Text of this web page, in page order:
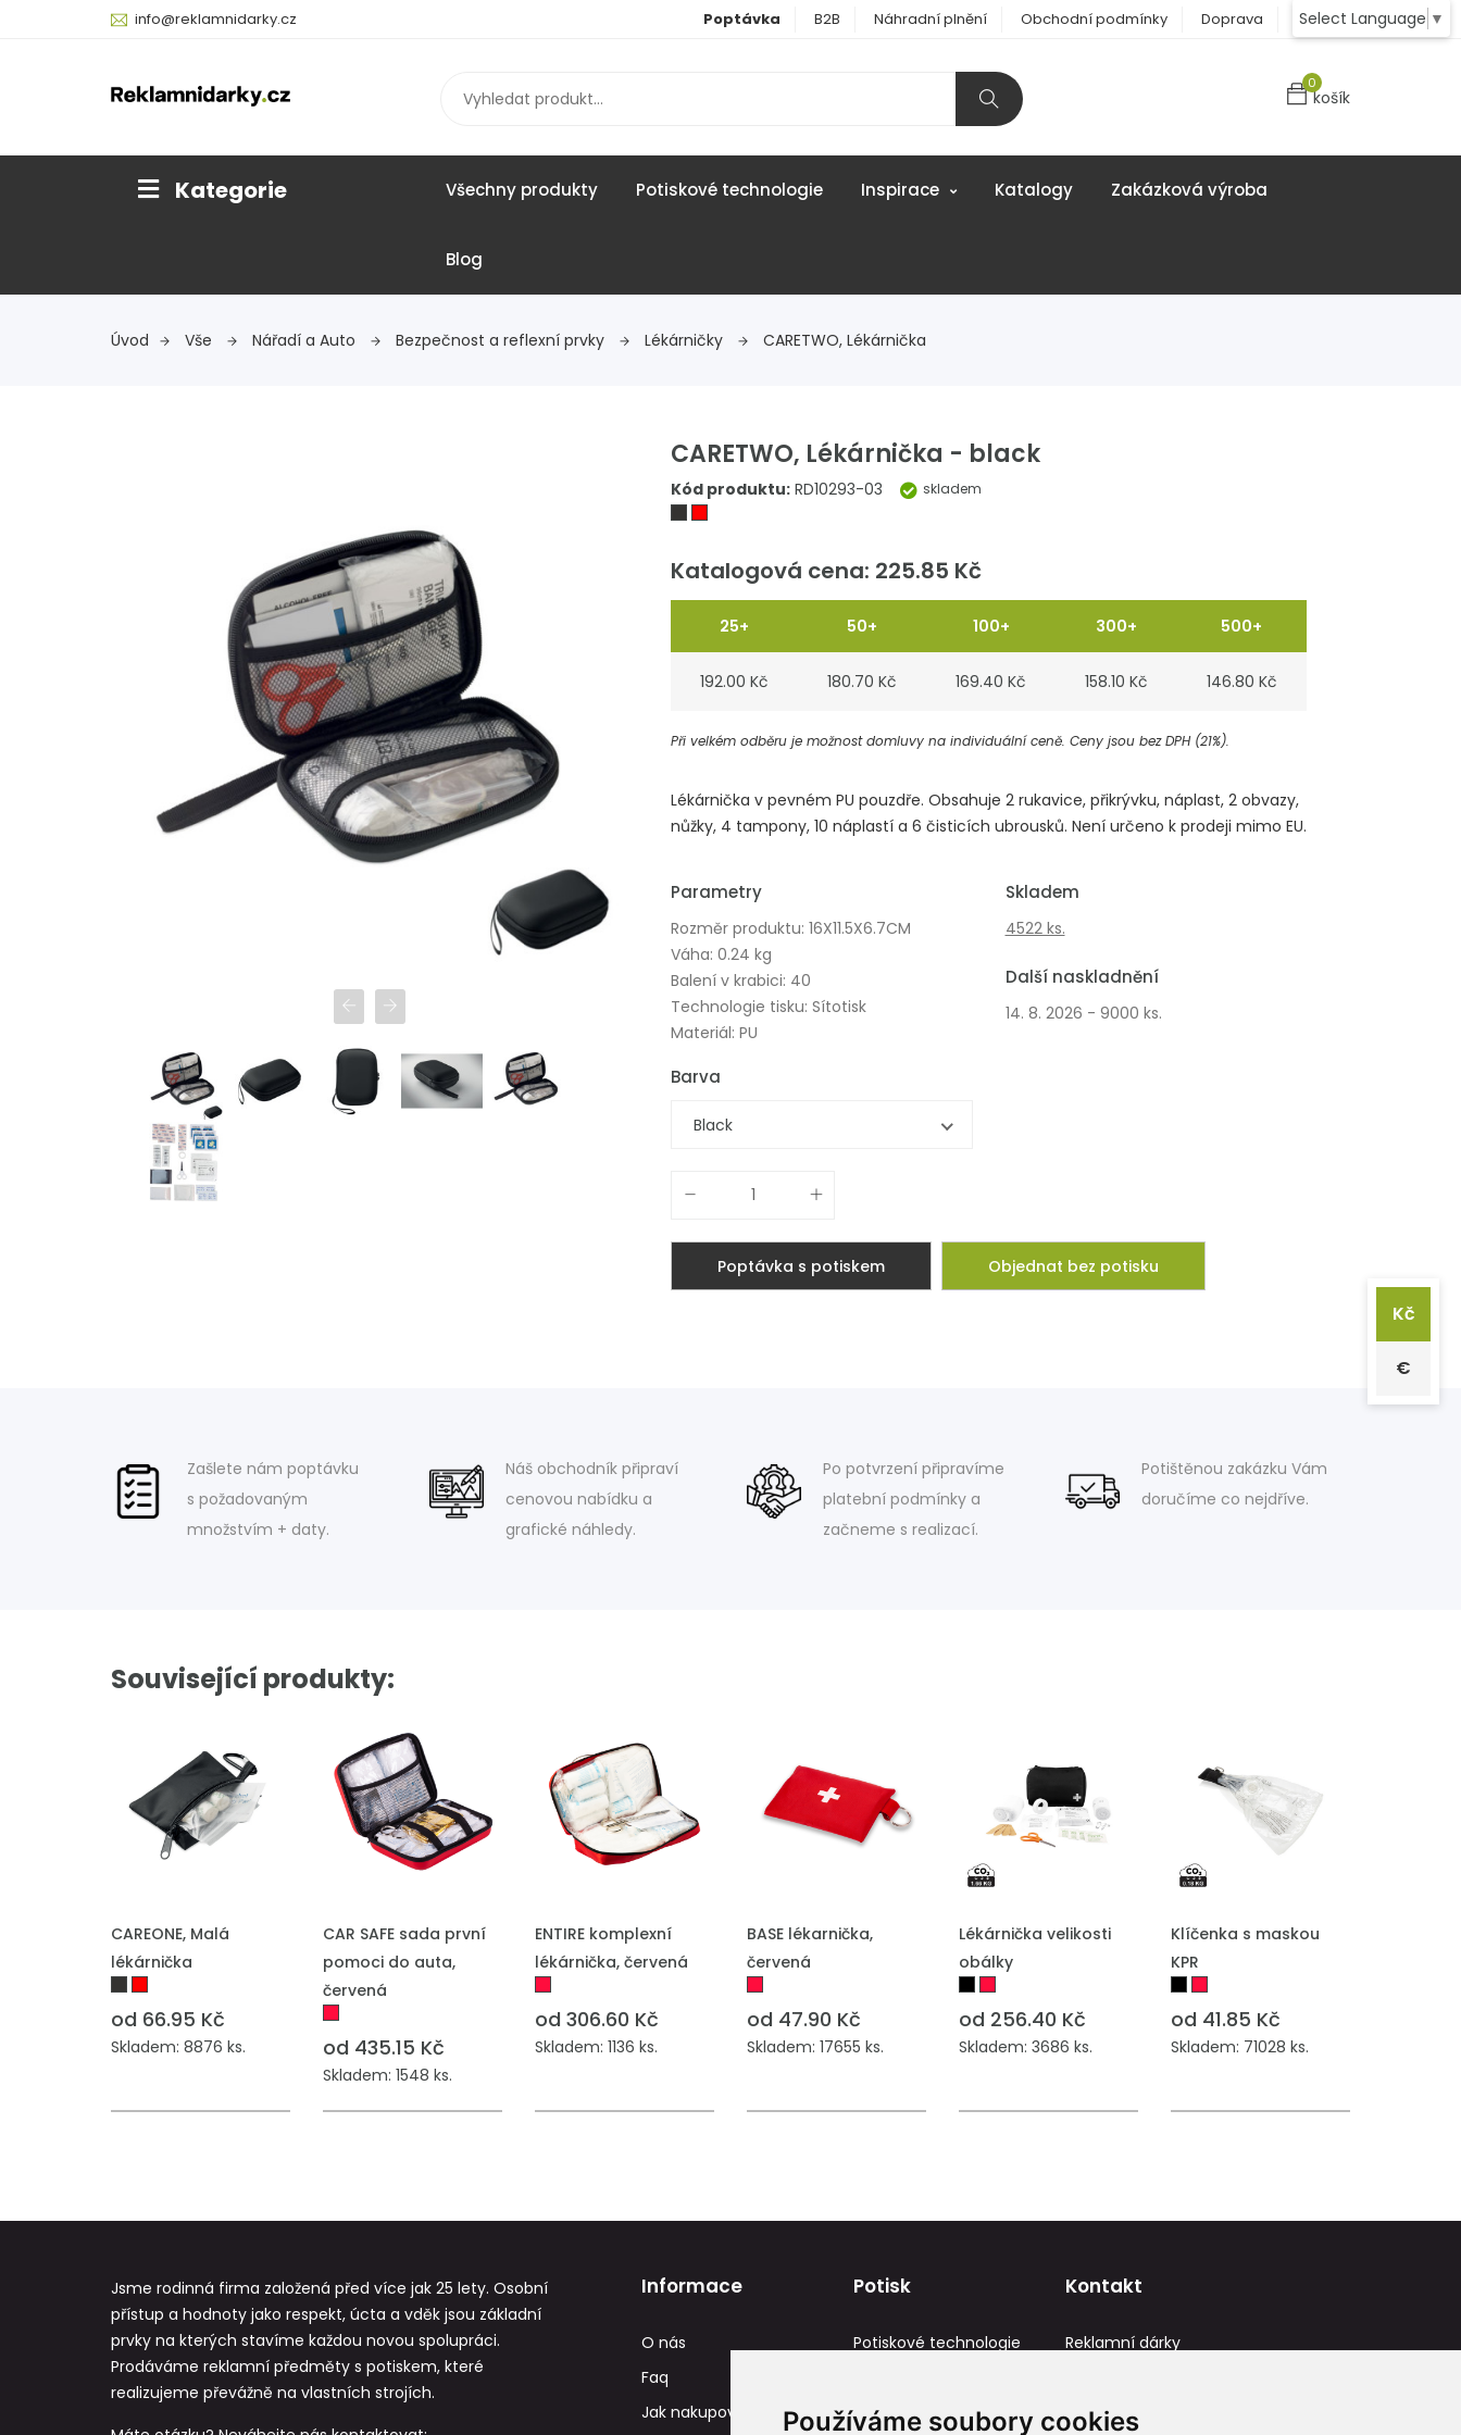
Používáme soubory cookies
Select Language ▼
info@reklamnidarky.cz Poptávka B2B Náhradní plnění Obchodní podmínky Doprava Kontakt
0
košík
Kategorie Všechny produkty Potiskové technologie Inspirace Katalogy Zakázková výroba
Blog
Úvod Vše Nářadí a Auto Bezpečnost a reflexní prvky Lékárničky CARETWO, Lékárnička
CARETWO, Lékárnička - black
Kód produktu: RD10293-03 skladem
Katalogová cena: 225.85 Kč
25+ 50+ 100+ 300+ 500+
192.00 Kč 180.70 Kč 169.40 Kč 158.10 Kč 146.80 Kč
Při velkém odběru je možnost domluvy na individuální ceně. Ceny jsou bez DPH (21%).
Lékárnička v pevném PU pouzdře. Obsahuje 2 rukavice, přikrývku, náplast, 2 obvazy,
nůžky, 4 tampony, 10 náplastí a 6 čisticích ubrousků. Není určeno k prodeji mimo EU.
Parametry
Rozměr produktu: 16X11.5X6.7CM
Váha: 0.24 kg
Balení v krabici: 40
Technologie tisku: Sítotisk
Materiál: PU
Skladem
4522 ks.
Další naskladnění
14. 8. 2026 - 9000 ks.
Barva
Black
Poptávka s potiskem Objednat bez potisku
Zašlete nám poptávku
s požadovaným
množstvím + daty.
Náš obchodník připraví
cenovou nabídku a
grafické náhledy.
Po potvrzení připravíme
platební podmínky a
začneme s realizací.
Potištěnou zakázku Vám
doručíme co nejdříve.
Související produkty:
PŘIDAT DO POPTÁVKY
CAREONE, Malá
lékárnička
od 66.95 Kč
Skladem: 8876 ks.
PŘIDAT DO POPTÁVKY
CAR SAFE sada první
pomoci do auta,
červená
od 435.15 Kč
Skladem: 1548 ks.
PŘIDAT DO POPTÁVKY
ENTIRE komplexní
lékárnička, červená
od 306.60 Kč
Skladem: 1136 ks.
PŘIDAT DO POPTÁVKY
BASE lékarnička,
červená
od 47.90 Kč
Skladem: 17655 ks.
PŘIDAT DO POPTÁVKY
Lékárnička velikosti
obálky
od 256.40 Kč
Skladem: 3686 ks.
PŘIDAT DO POPTÁVKY
Klíčenka s maskou
KPR
od 41.85 Kč
Skladem: 71028 ks.
Jsme rodinná firma založená před více jak 25 lety. Osobní
přístup a hodnoty jako respekt, úcta a vděk jsou základní
prvky na kterých stavíme každou novou spolupráci.
Prodáváme reklamní předměty s potiskem, které
realizujeme převážně na vlastních strojích.
Informace
O nás
Faq
Jak nakupovat
Potisk
Potiskové technologie
Tisková data
Kontakt
Reklamní dárky
Kč
€